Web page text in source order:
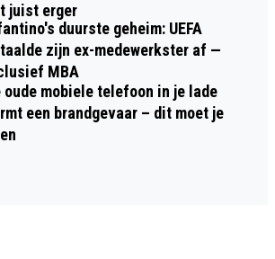
juist erger
duurste geheim: UEFA
zijn ex-medewerkster af —
MBA
oude mobiele telefoon in je lade
een brandgevaar – dit moet je